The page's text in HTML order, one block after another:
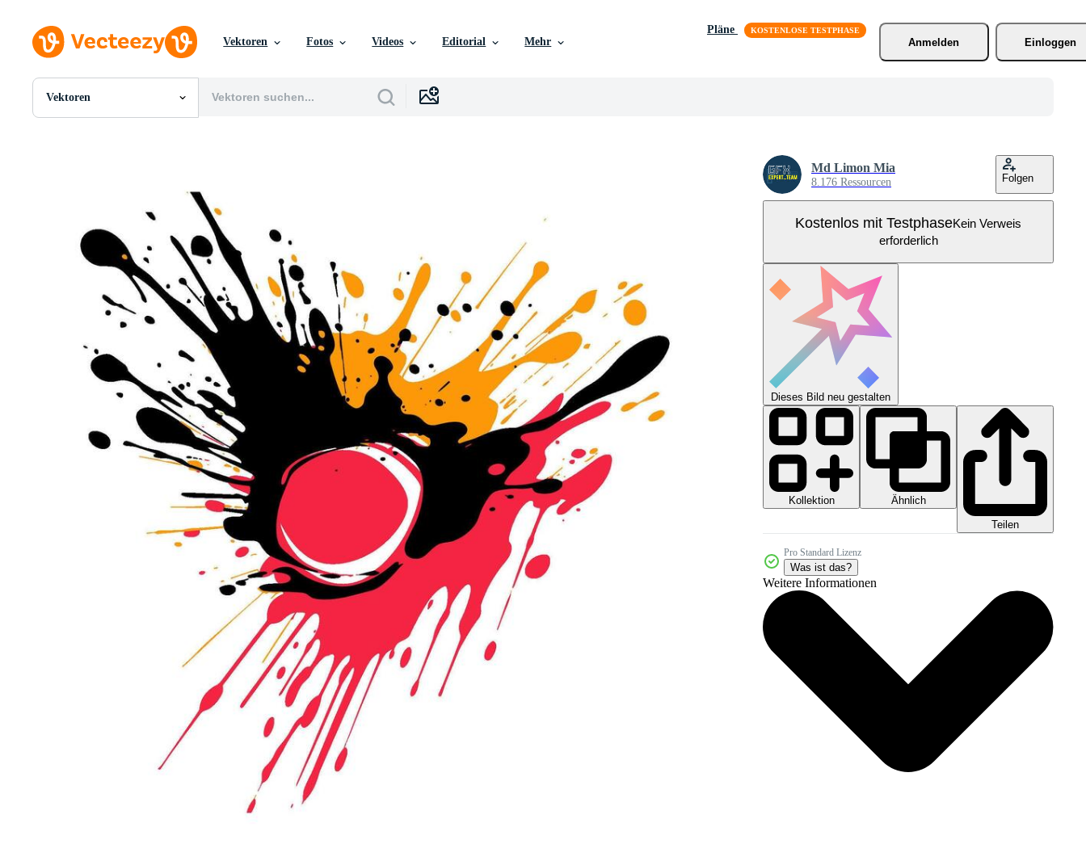
Vektoren Fotos Videos Editorial Mehr
Pläne
Anmelden
Einloggen
Vektoren
Alle Bilder
Videos
Motion Graphics
Redaktionelle Bilder
Redaktionelle Ereignisse
Md Limon Mia
8.176 Ressourcen Folgen
Kostenlos mit TestphaseKein Verweis
erforderlich
Dieses Bild neu gestalten
Kollektion
Ähnlich
Teilen
Pro Standard Lizenz
Was ist das?
Weitere Informationen